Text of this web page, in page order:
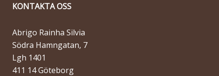
KONTAKTA OSS
Abrigo Rainha Silvia
Södra Hamngatan, 7
Lgh 1401
411 14 Göteborg